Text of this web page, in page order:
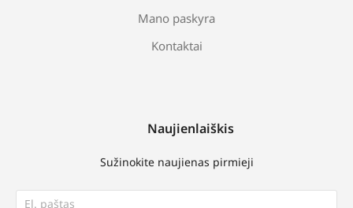
Mano paskyra
Kontaktai
Naujienlaiškis
Sužinokite naujienas pirmieji